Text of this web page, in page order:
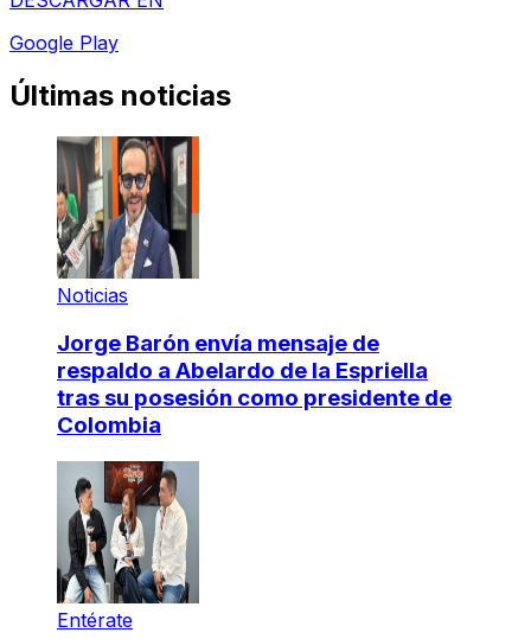
Google Play
Últimas noticias
Noticias
Jorge Barón envía mensaje de
respaldo a Abelardo de la Espriella
tras su posesión como presidente de
Colombia
Entérate